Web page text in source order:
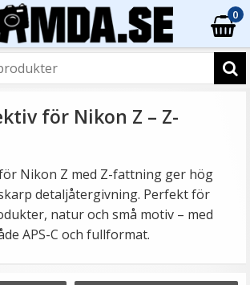
0
för Nikon Z – Z-
Nikon Z med Z-fattning ger hög
detaljåtergivning. Perfekt för
natur och små motiv – med
APS-C och fullformat.